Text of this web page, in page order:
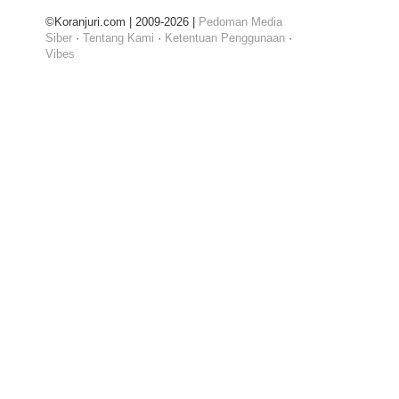
©Koranjuri.com | 2009-2026 |
Pedoman Media
Siber ·Tentang Kami · Ketentuan Penggunaan ·
Vibes